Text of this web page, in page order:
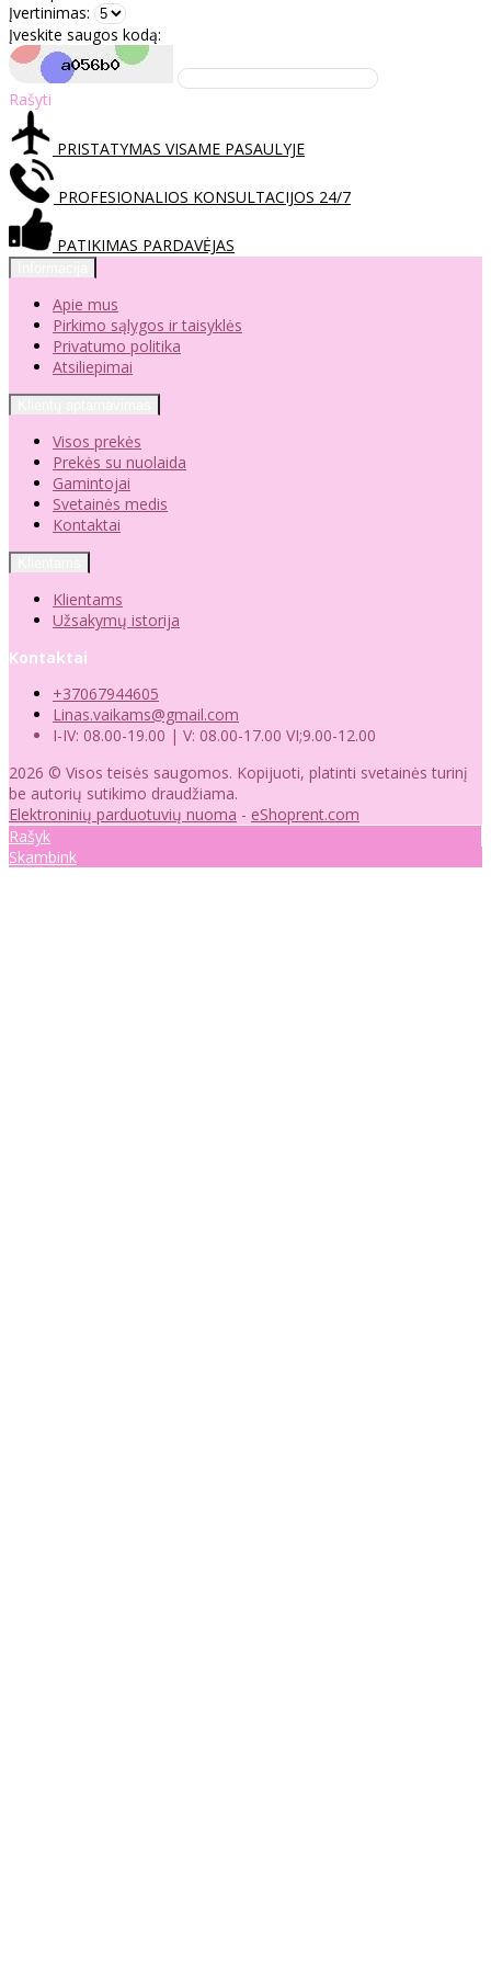
Įvertinimas:
Įveskite saugos kodą:
Rašyti
PRISTATYMAS VISAME PASAULYJE
PROFESIONALIOS KONSULTACIJOS 24/7
PATIKIMAS PARDAVĖJAS
Apie mus
Pirkimo sąlygos ir taisyklės
Privatumo politika
Atsiliepimai
Visos prekės
Prekės su nuolaida
Gamintojai
Svetainės medis
Kontaktai
Klientams
Užsakymų istorija
Kontaktai
+37067944605
Linas.vaikams@gmail.com
I-IV: 08.00-19.00 | V: 08.00-17.00 VI;9.00-12.00
2026 © Visos teisės saugomos. Kopijuoti, platinti svetainės turinį
be autorių sutikimo draudžiama.
Elektroninių parduotuvių nuoma - eShoprent.com
Rašyk
Skambink